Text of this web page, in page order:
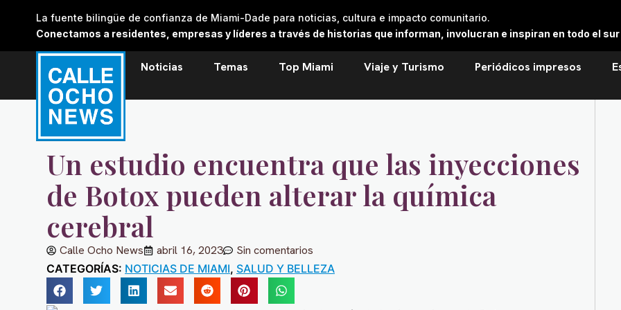
La fuente bilingüe de confianza de Miami-Dade para noticias, cultura e impacto comunitario.
Conectamos a residentes, empresas y líderes a través de historias que informan, involucran e inspiran en todo el sur
Noticias Temas Top Miami Viaje y Turismo Periódicos impresos
Un estudio encuentra que las inyecciones
de Botox pueden alterar la química
cerebral
Calle Ocho News abril 16, 2023 Sin comentarios
CATEGORÍAS: NOTICIAS DE MIAMI, SALUD Y BELLEZA